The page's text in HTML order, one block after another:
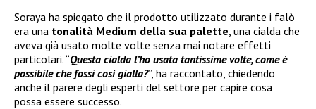
Soraya ha spiegato che il prodotto utilizzato durante i falò
era una tonalità Medium della sua palette , una cialda che
aveva già usato molte volte senza mai notare effetti
particolari. “Questa cialda l’ho usata tantissime volte, come è
possibile che fossi così gialla?”, ha raccontato, chiedendo
anche il parere degli esperti del settore per capire cosa
possa essere successo.